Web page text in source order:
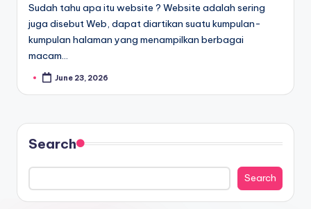
Sudah tahu apa itu website ? Website adalah sering
juga disebut Web, dapat diartikan suatu kumpulan-
kumpulan halaman yang menampilkan berbagai
macam…
June 23, 2026
Search
Search